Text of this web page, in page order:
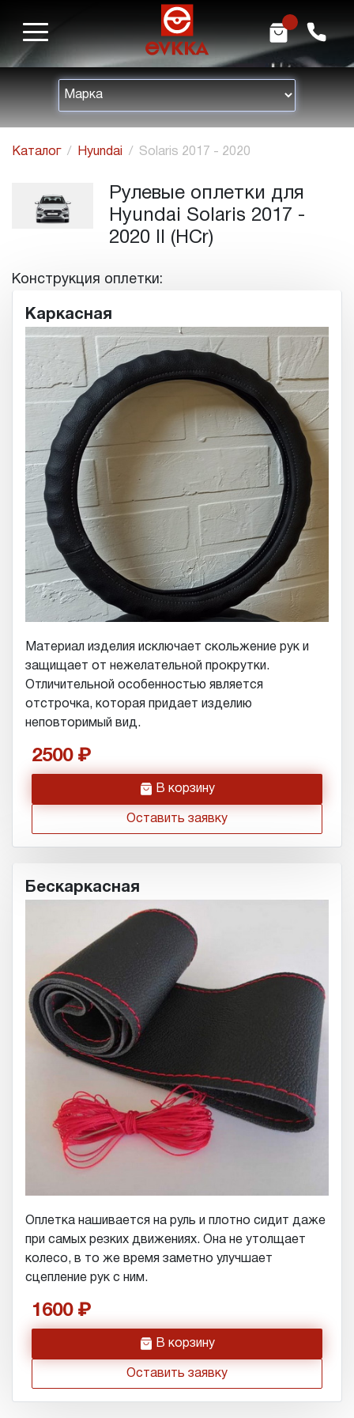
h m
Каталог Hyundai Solaris 2017 - 2020
Рулевые оплетки для
Hyundai Solaris 2017 -
2020 II (HCr)
Конструкция оплетки:
Каркасная
Материал изделия исключает скольжение рук и
защищает от нежелательной прокрутки.
Отличительной особенностью является
отстрочка, которая придает изделию
неповторимый вид.
2500
h В корзину
Оставить заявку
Бескаркасная
Оплетка нашивается на руль и плотно сидит даже
при самых резких движениях. Она не утолщает
колесо, в то же время заметно улучшает
сцепление рук с ним.
1600
h В корзину
Оставить заявку